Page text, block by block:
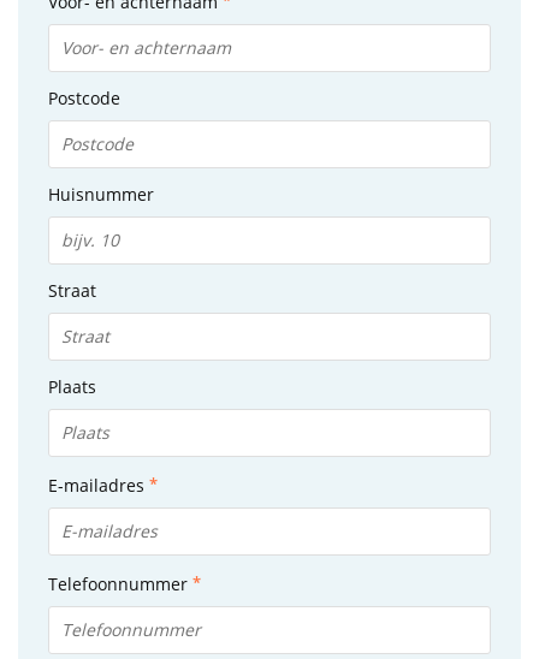
Postcode
Huisnummer
Straat
Plaats
E-mailadres
Telefoonnummer